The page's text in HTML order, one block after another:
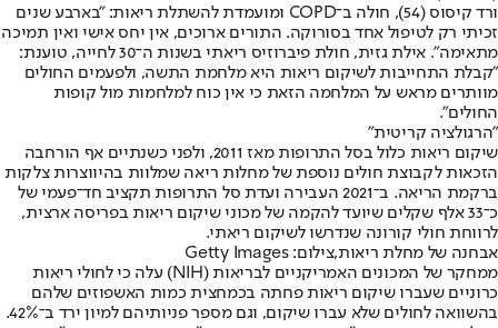
ורד קיסוס (54), חולה ב־COPD ומועמדת להשתלת ריאות: "בארבע שנים
זכיתי רק לטיפול אחד בסורוקה. התורים ארוכים, אין יחס אישי ואין תמיכה
מתאימה". אילת גזית, חולת פיברוזיס ריאתי בשנות ה־30 לחייה, טוענת:
"קבלת התחייבות לשיקום ריאות היא מלחמת התשה, ולפעמים החולים
מוותרים מראש על המלחמה הזאת כי אין כוח למלחמות מול קופות
החולים".
"הרגולציה קריטית"
שיקום ריאות כלול בסל התרופות מאז 2011, ולפני כשנתיים אף הורחבה
הזכאות לקבוצת חולים נוספת של מחלות ריאה שמלוות בהיווצרות צלקות
ברקמת הריאה. ב־2021 העבירה ועדת סל התרופות תקציב חד־פעמי של
כ־33 אלף שקלים שיועד להקמה של מכוני שיקום ריאות בפריסה ארצית,
לרווחת חולי קורונה שנדרשו לשיקום ריאתי.
אבחנה של מחלת ריאות,צילום: Getty Images
ממחקר של המכונים האמריקניים לבריאות (NIH) עלה כי לחולי ריאות
כרוניים שעברו שיקום ריאות פחתה בכמחצית כמות האשפוזים שלהם
בהשוואה לחולים שלא עברו שיקום, וגם מספר פניותיהם למיון ירד ב־42%.